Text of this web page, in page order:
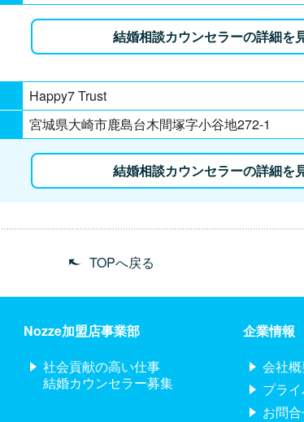
結婚相談カウンセラーの詳細を
Happy7 Trust
宮城県大崎市鹿島台木間塚字小谷地272-1
結婚相談カウンセラーの詳細を
TOPへ戻る
Nozze加盟店事業部
社会貢献の高い仕事
結婚カウンセラー募集
企業情報
会社
プラ
お問